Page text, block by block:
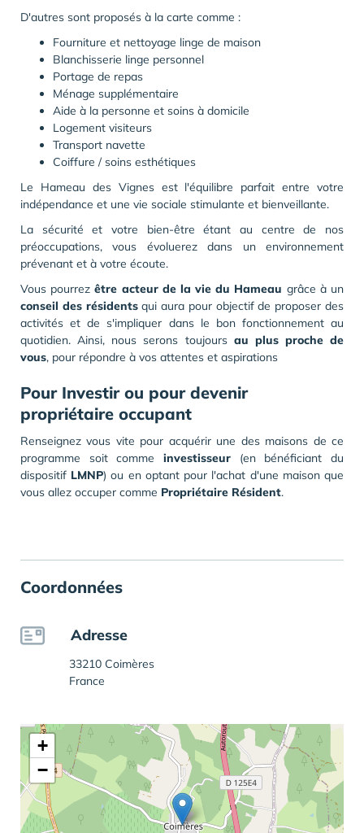
D'autres sont proposés à la carte comme :
Fourniture et nettoyage linge de maison
Blanchisserie linge personnel
Portage de repas
Ménage supplémentaire
Aide à la personne et soins à domicile
Logement visiteurs
Transport navette
Coiffure / soins esthétiques
Le Hameau des Vignes est l'équilibre parfait entre votre
indépendance et une vie sociale stimulante et bienveillante.
La sécurité et votre bien-être étant au centre de nos
préoccupations, vous évoluerez dans un environnement
prévenant et à votre écoute.
Vous pourrezêtre acteur de la vie du Hameau grâce à un
conseil des résidentsqui aura pour objectif de proposer des
activités et de s'impliquer dans le bon fonctionnement au
quotidien. Ainsi, nous serons toujours au plus proche de
vous, pour répondre à vos attentes et aspirations
Pour Investir ou pour devenir
propriétaire occupant
Renseignez vous vite pour acquérir une des maisons de ce
programme soit comme investisseur (en bénéficiant du
dispositif LMNP) ou en optant pour l'achat d'une maison que
vous allez occuper comme Propriétaire Résident.
Coordonnées
Adresse
33210 Coimères
France
+
−